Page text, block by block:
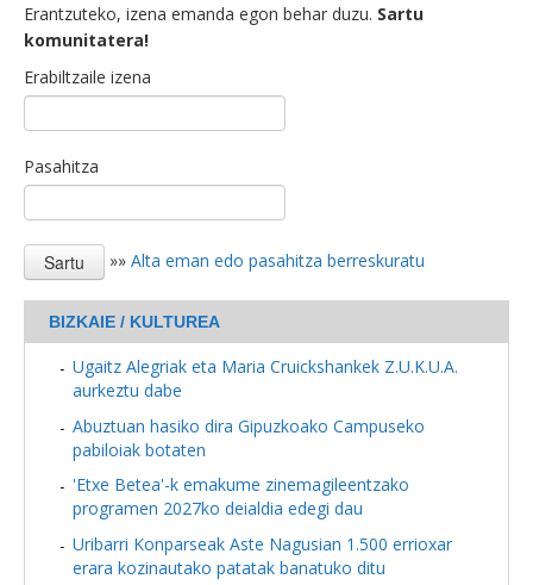
Erantzuteko, izena emanda egon behar duzu. Sartu
komunitatera!
Erabiltzaile izena
Pasahitza
»» Alta eman edo pasahitza berreskuratu
BIZKAIE / KULTUREA
Ugaitz Alegriak eta Maria Cruickshankek Z.U.K.U.A.
aurkeztu dabe
Abuztuan hasiko dira Gipuzkoako Campuseko
pabiloiak botaten
'Etxe Betea'-k emakume zinemagileentzako
programen 2027ko deialdia edegi dau
Uribarri Konparseak Aste Nagusian 1.500 errioxar
erara kozinautako patatak banatuko ditu